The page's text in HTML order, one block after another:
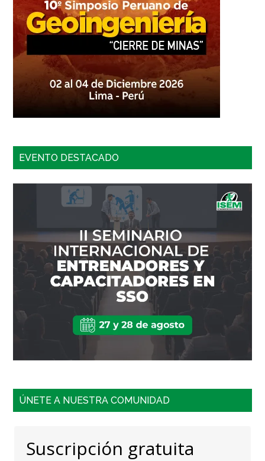
EVENTO DESTACADO
ÚNETE A NUESTRA COMUNIDAD
Suscripción gratuita